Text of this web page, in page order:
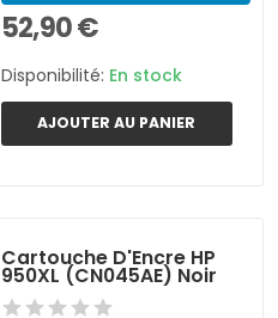
52,90 €
Disponibilité: En stock
AJOUTER AU PANIER
Cartouche D'Encre HP
950XL (CN045AE) Noir